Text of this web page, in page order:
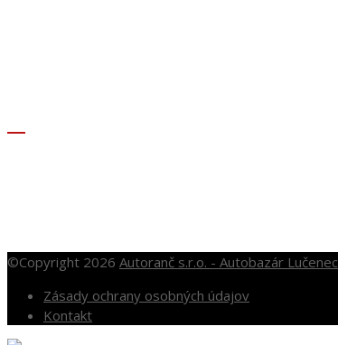
©Copyright 2026 Autoranč s.r.o. - Autobazár Lučenec
Zásady ochrany osobných údajov
Kontakt